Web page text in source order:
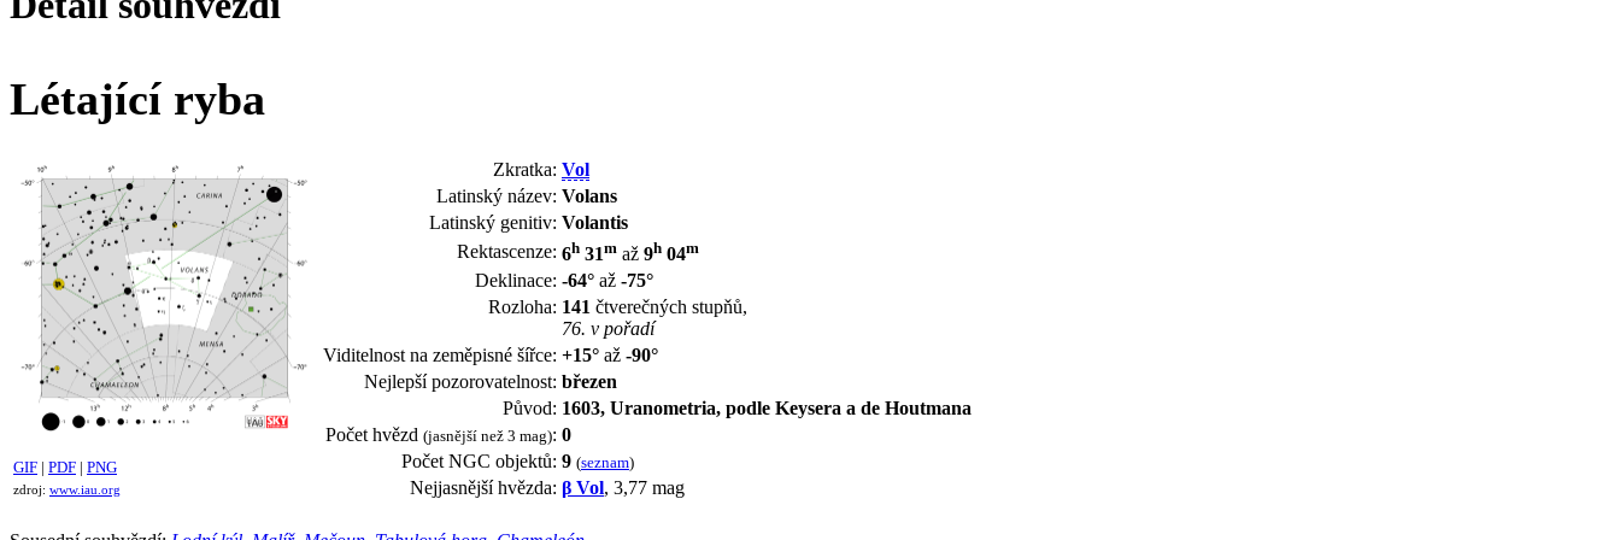
Létající ryba
GIF | PDF | PNG
zdroj: www.iau.org
Zkratka: Vol
Latinský název: Volans
Latinský genitiv: Volantis
Rektascenze: 6h 31m až 9h 04m
Deklinace: -64° až -75°
Rozloha: 141 čtverečných stupňů,
76. v pořadí
Viditelnost na zeměpisné šířce: +15° až -90°
Nejlepší pozorovatelnost: březen
Původ: 1603, Uranometria, podle Keysera a de Houtmana
Počet hvězd (jasnější než 3 mag): 0
Počet NGC objektů: 9 (seznam)
Nejjasnější hvězda: β Vol, 3,77 mag